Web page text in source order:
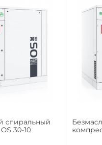
спиральный
30-10